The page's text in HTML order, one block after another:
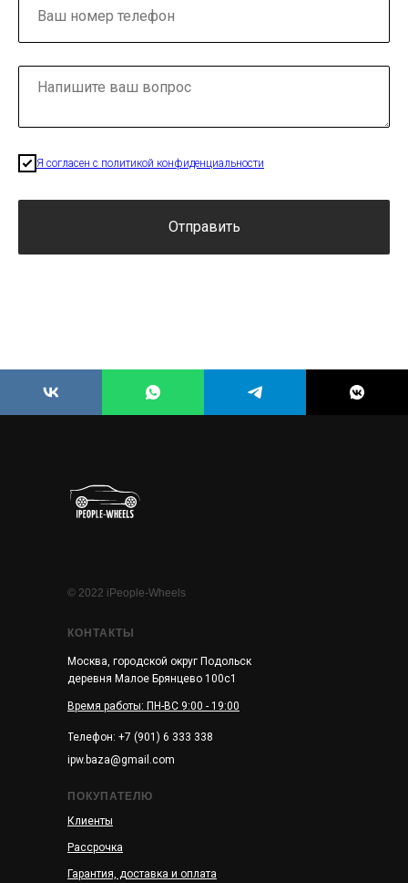
Я согласен с политикой конфиденциальности
Отправить
КОНТАКТЫ
Москва, городской округ Подольск
деревня Малое Брянцево 100с1
ipw.baza@gmail.com
Гарантия, доставка и оплата
Рассрочка
Клиенты
ПОКУПАТЕЛЮ
© 2022 iPeople-Wheels
Телефон: +7 (901) 6 333 338
Время работы: ПН-ВС 9:00 - 19:00